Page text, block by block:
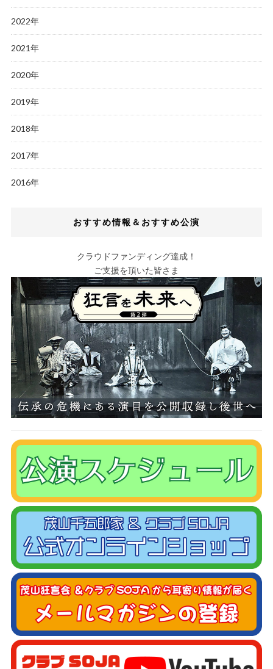
2022年
2021年
2020年
2019年
2018年
2017年
2016年
おすすめ情報＆おすすめ公演
クラウドファンディング達成！
ご支援を頂いた皆さま